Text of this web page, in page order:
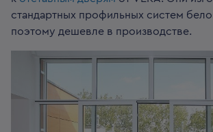
стандартных профильных систем
поэтому дешевле в производстве.